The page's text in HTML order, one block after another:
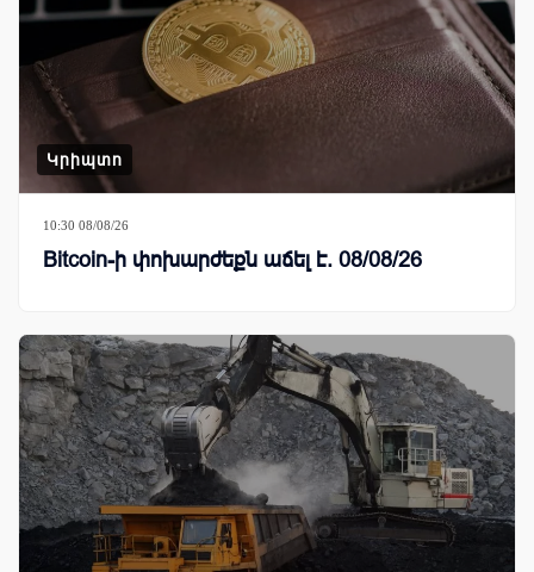
Կրիպտո
10:30 08/08/26
Bitcoin-ի փոխարժեքն աճել է. 08/08/26